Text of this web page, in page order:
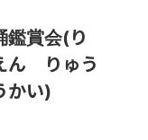
賞会(り
ん りゅう
かい)